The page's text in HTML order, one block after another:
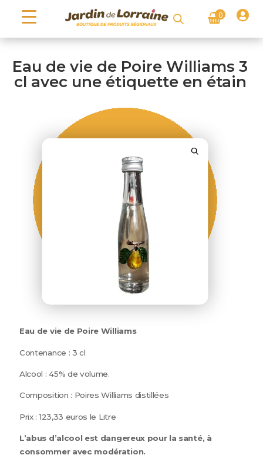

0
Eau de vie de Poire Williams 3
cl avec une étiquette en étain
Eau de vie de Poire Williams
Contenance : 3 cl
Alcool : 45% de volume.
Composition : Poires Williams distillées
Prix : 123,33 euros le Litre
L’abus d’alcool est dangereux pour la santé, à
consommer avec modération.